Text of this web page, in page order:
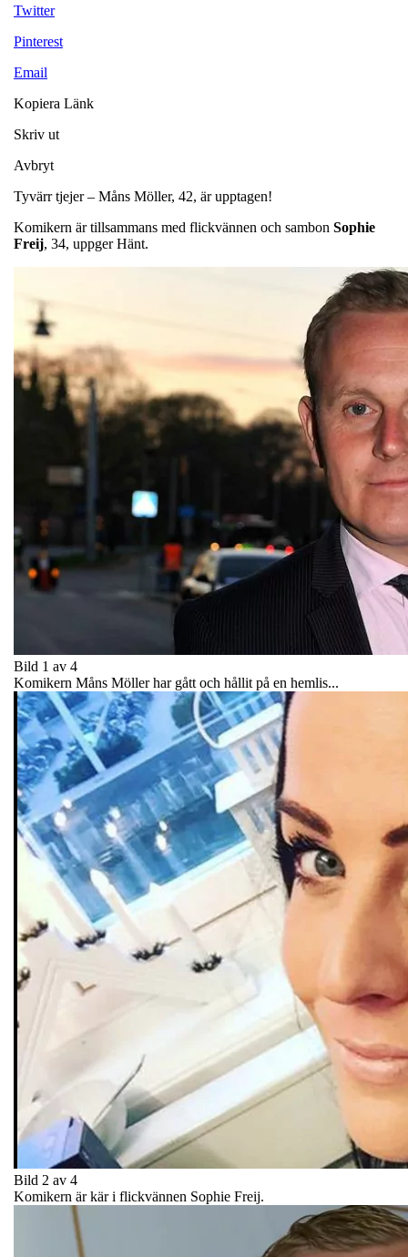
Twitter
Pinterest
Email
Kopiera Länk
Skriv ut
Avbryt
Tyvärr tjejer – Måns Möller, 42, är upptagen!
Komikern är tillsammans med flickvännen och sambon Sophie
Freij, 34, uppger Hänt.
Bild 1 av 4
Komikern Måns Möller har gått och hållit på en hemlis...
Bild 2 av 4
Komikern är kär i flickvännen Sophie Freij.